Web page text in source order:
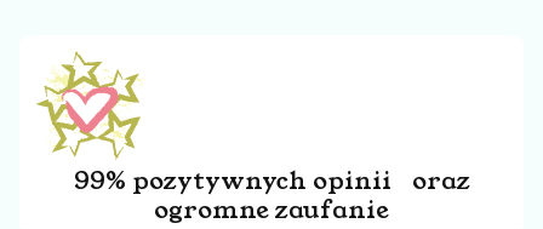
99% pozytywnych opinii oraz
ogromne zaufanie